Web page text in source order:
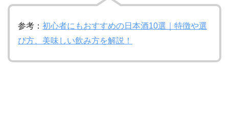
参考： 初心者にもおすすめの日本酒10選｜特徴や選
び方、美味しい飲み方を解説！